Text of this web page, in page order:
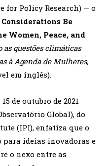
for Policy Research) — o
Be
Women, Peace, and
as questões climáticas
à Agenda de Mulheres,
em inglês).
de outubro de 2021
Global), do
(IPI), enfatiza que o
ideias inovadoras e
o nexo entre as